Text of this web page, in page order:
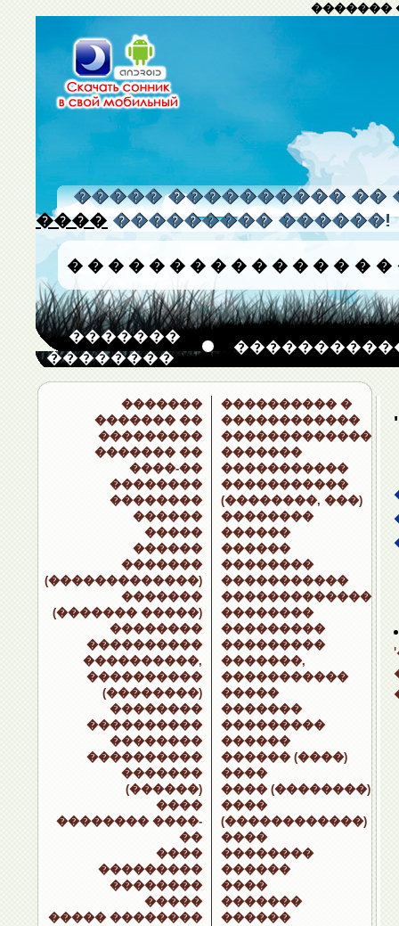
�������
����� ���������� ��
���� ��������� ������!
� � � � � � � � � � � � � � � �
�������
��������
�������
������� ��
���������
������� ��
����-��
��������
��������
������
�����
������
�������
(�������������)
�������
(������� �����)
��������
����������
����������,
����������
(��������)
��������
����������
��������
����������
�������
(������)
����
�������� ����-
��
����
���������
��������
�����
����� ��������
���������� �
������������
�������������
�������
�����������
�����������
(��������, ���)
��������
������
������
��������
�����������
�������������
��������
���������
���������
�������,
�����������
�����
�������
���������
������
������ (����)
����
���� (��������)
����
(������������)
����
��������
������
����
�������
������